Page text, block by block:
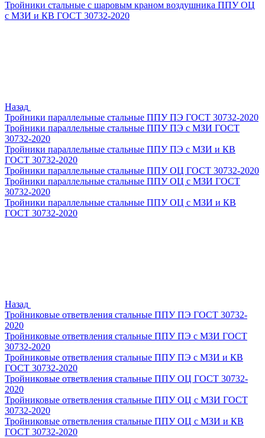
Тройники стальные с шаровым краном воздушника ППУ ОЦ
с МЗИ и КВ ГОСТ 30732-2020
Назад
Тройники параллельные стальные ППУ ПЭ ГОСТ 30732-2020
Тройники параллельные стальные ППУ ПЭ с МЗИ ГОСТ
30732-2020
Тройники параллельные стальные ППУ ПЭ с МЗИ и КВ
ГОСТ 30732-2020
Тройники параллельные стальные ППУ ОЦ ГОСТ 30732-2020
Тройники параллельные стальные ППУ ОЦ с МЗИ ГОСТ
30732-2020
Тройники параллельные стальные ППУ ОЦ с МЗИ и КВ
ГОСТ 30732-2020
Назад
Тройниковые ответвления стальные ППУ ПЭ ГОСТ 30732-
2020
Тройниковые ответвления стальные ППУ ПЭ с МЗИ ГОСТ
30732-2020
Тройниковые ответвления стальные ППУ ПЭ с МЗИ и КВ
ГОСТ 30732-2020
Тройниковые ответвления стальные ППУ ОЦ ГОСТ 30732-
2020
Тройниковые ответвления стальные ППУ ОЦ с МЗИ ГОСТ
30732-2020
Тройниковые ответвления стальные ППУ ОЦ с МЗИ и КВ
ГОСТ 30732-2020